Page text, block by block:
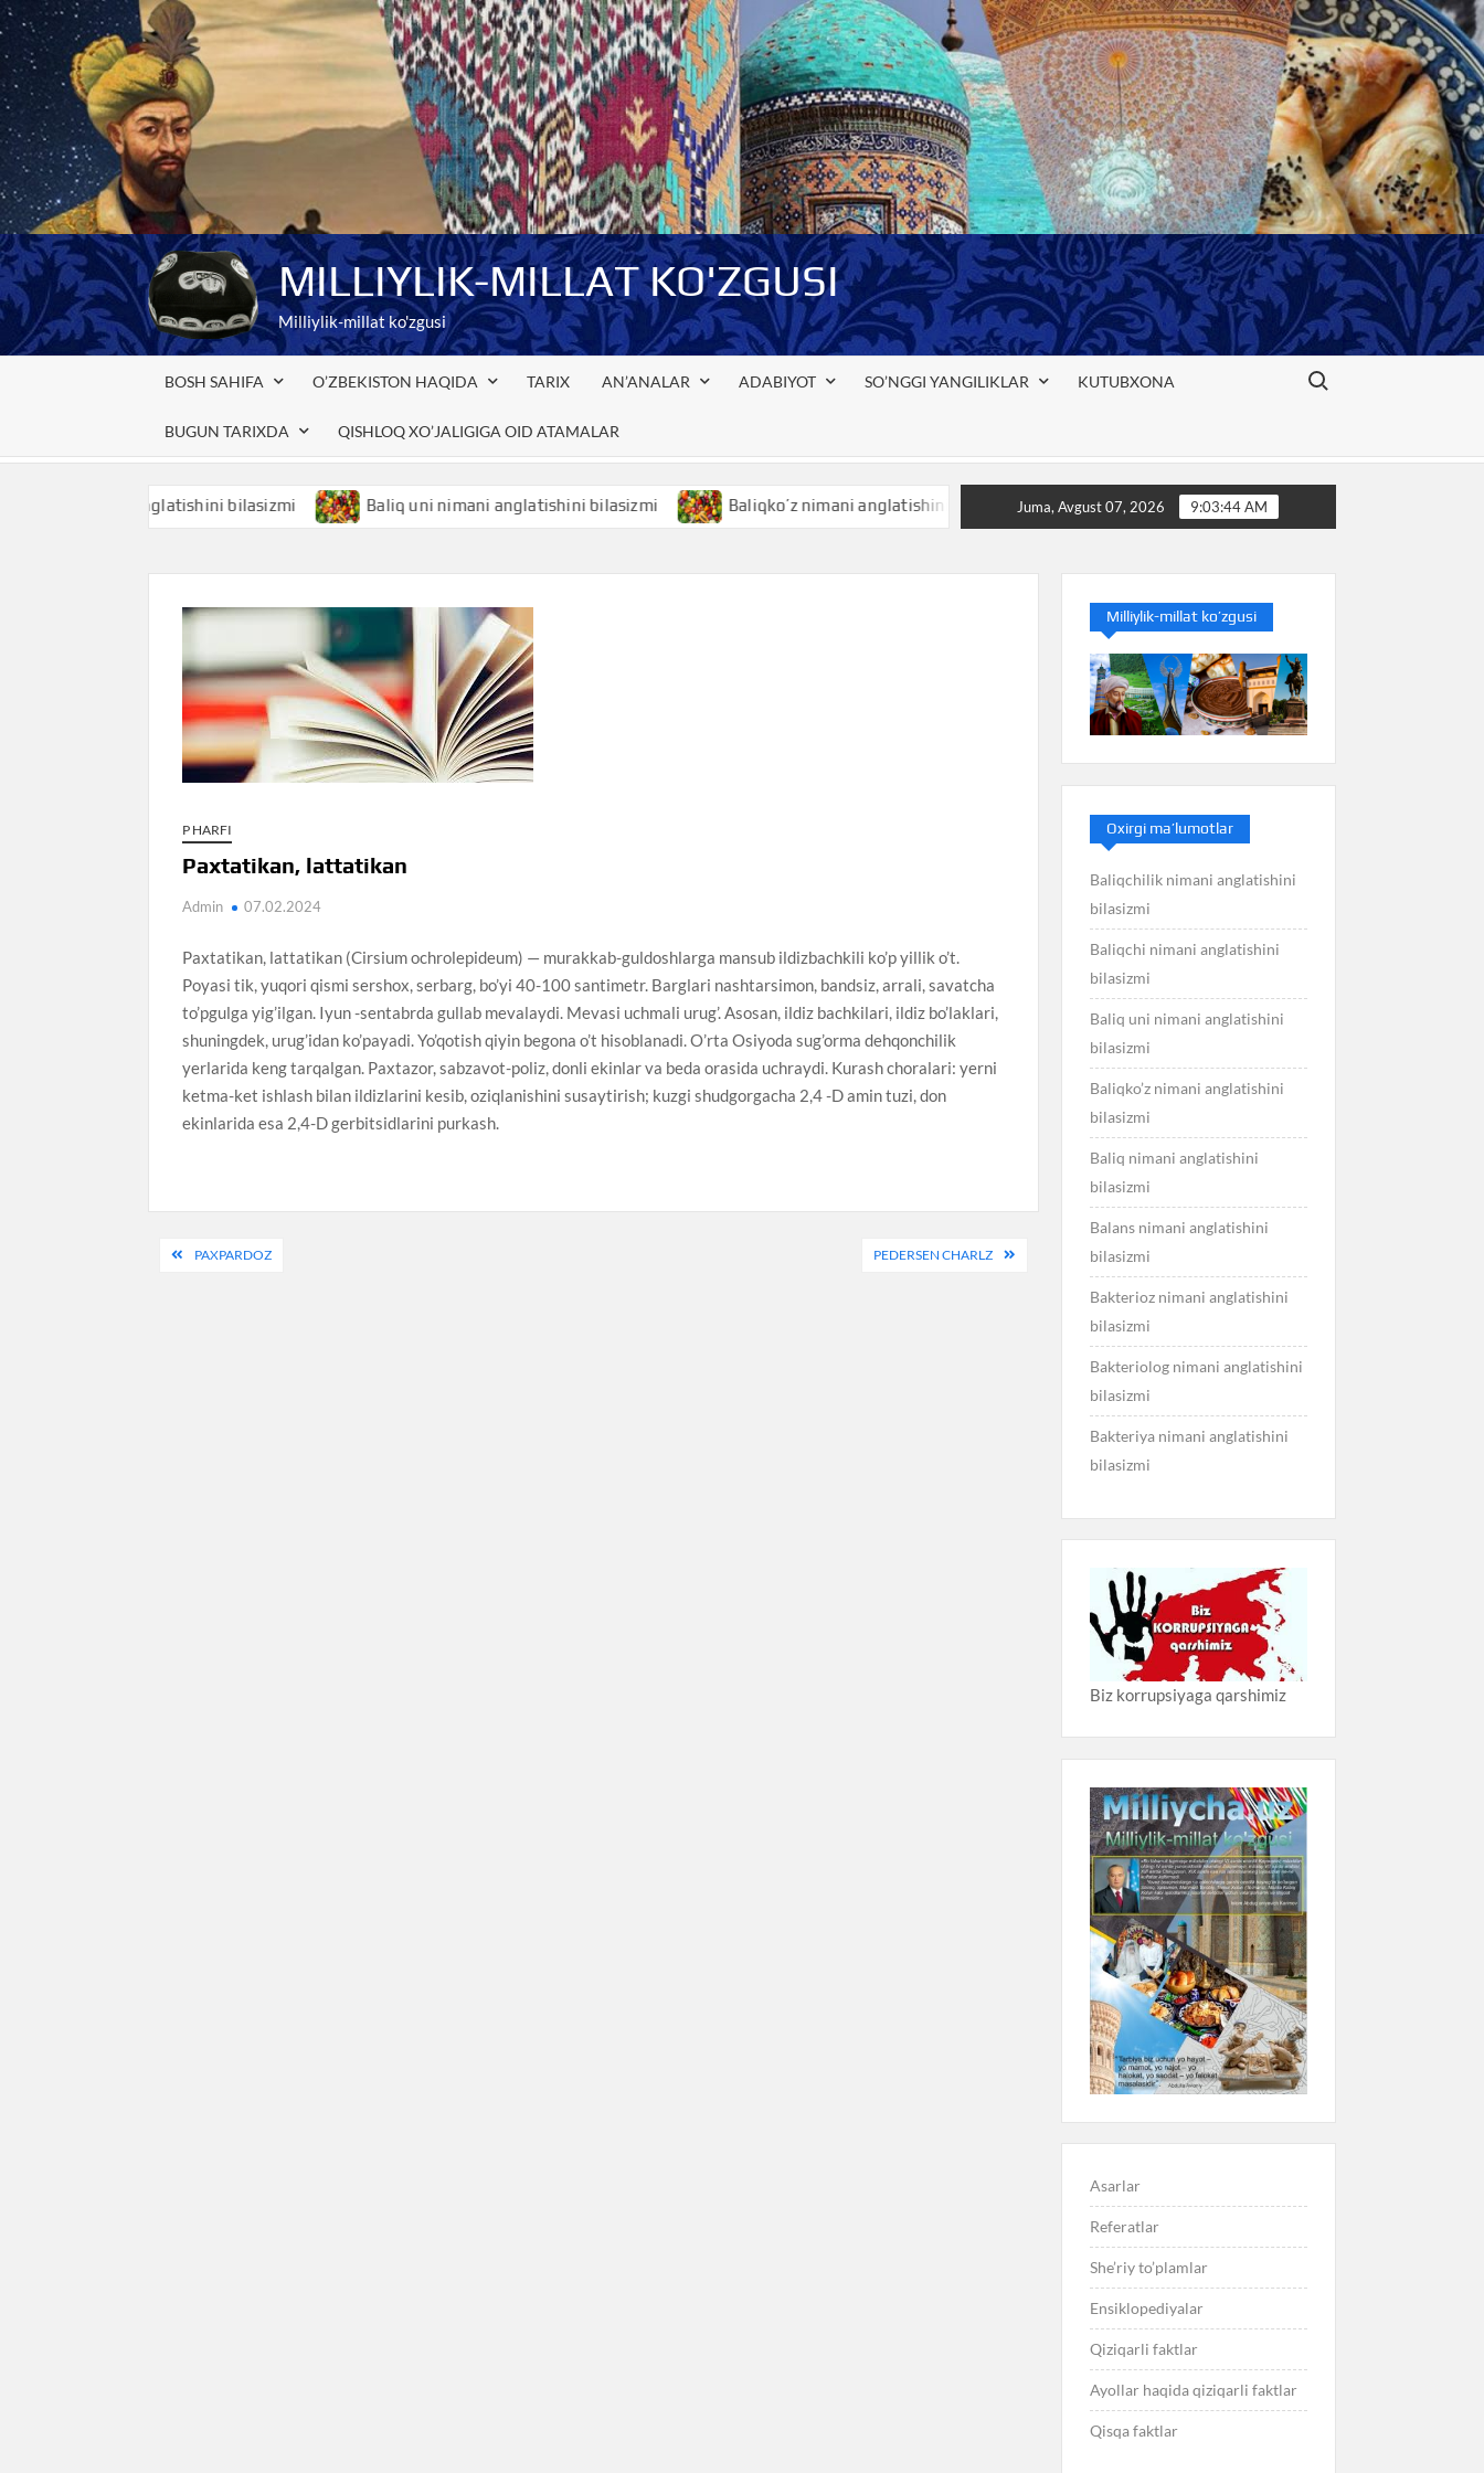
Skip
to
content
MILLIYLIK-MILLAT KO'ZGUSI
Milliylik-millat ko'zgusi
BOSH SAHIFA O’ZBEKISTON HAQIDA TARIX AN’ANALAR ADABIYOT SO’NGGI YANGILIKLAR KUTUBXONA
BUGUN TARIXDA QISHLOQ XO’JALIGIGA OID ATAMALAR
Search for:
nimani anglatishini bilasizmi Baliq uni nimani anglatishini bilasizmi Baliqko’z nimani anglatishini bilasizmi Baliq nimani anglatishini bilasizmi
Juma, Avgust 07, 2026 9:03:44 AM
P HARFI
Paxtatikan, lattatikan
Admin 07.02.2024
Paxtatikan, lattatikan (Cirsium ochrolepideum) — murakkab-guldoshlarga mansub ildizbachkili ko’p yillik o’t.
Poyasi tik, yuqori qismi sershox, serbarg, bo’yi 40-100 santimetr. Barglari nashtarsimon, bandsiz, arrali, savatcha
to’pgulga yig’ilgan. Iyun -sentabrda gullab mevalaydi. Mevasi uchmali urug’. Asosan, ildiz bachkilari, ildiz bo’laklari,
shuningdek, urug’idan ko’payadi. Yo’qotish qiyin begona o’t hisoblanadi. O’rta Osiyoda sug’orma dehqonchilik
yerlarida keng tarqalgan. Paxtazor, sabzavot-poliz, donli ekinlar va beda orasida uchraydi. Kurash choralari: yerni
ketma-ket ishlash bilan ildizlarini kesib, oziqlanishini susaytirish; kuzgi shudgorgacha 2,4 -D amin tuzi, don
ekinlarida esa 2,4-D gerbitsidlarini purkash.
PostPAXPARDOZ PEDERSEN CHARLZ
Milliylik-millat ko’zgusi
Oxirgi ma’lumotlar
Baliqchilik nimani anglatishini
bilasizmi
Baliqchi nimani anglatishini
bilasizmi
Baliq uni nimani anglatishini
bilasizmi
Baliqko’z nimani anglatishini
bilasizmi
Baliq nimani anglatishini
bilasizmi
Balans nimani anglatishini
bilasizmi
Bakterioz nimani anglatishini
bilasizmi
Bakteriolog nimani anglatishini
bilasizmi
Bakteriya nimani anglatishini
bilasizmi
Biz korrupsiyaga qarshimiz
Asarlar
Referatlar
She’riy to’plamlar
Ensiklopediyalar
Qiziqarli faktlar
Ayollar haqida qiziqarli faktlar
Qisqa faktlar